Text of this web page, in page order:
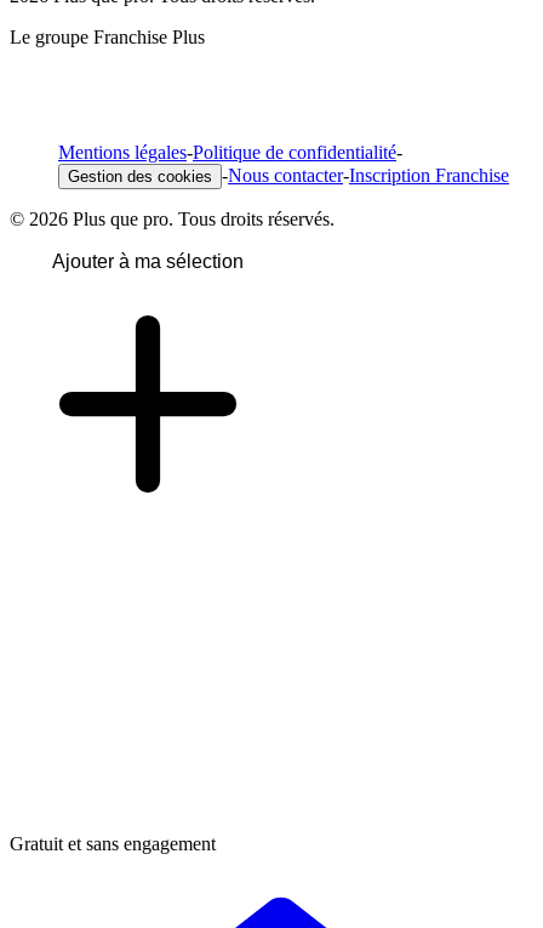
Le groupe Franchise Plus
Mentions légales-Politique de confidentialité-
Gestion des cookies -Nous contacter-Inscription Franchise
© 2026 Plus que pro. Tous droits réservés.
Ajouter à ma sélection
Gratuit et sans engagement